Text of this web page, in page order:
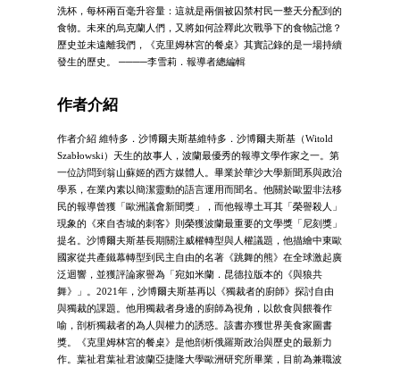
洗杯，每杯兩百毫升容量：這就是兩個被囚禁村民一整天分配到的
食物。未來的烏克蘭人們，又將如何詮釋此次戰爭下的食物記憶？
歷史並未遠離我們，《克里姆林宮的餐桌》其實記錄的是一場持續
發生的歷史。 ────李雪莉．報導者總編輯
作者介紹
作者介紹 維特多．沙博爾夫斯基維特多．沙博爾夫斯基（Witold
Szabłowski）天生的故事人，波蘭最優秀的報導文學作家之一。第
一位訪問到翁山蘇姬的西方媒體人。畢業於華沙大學新聞系與政治
學系，在業內素以簡潔靈動的語言運用而聞名。他關於歐盟非法移
民的報導曾獲「歐洲議會新聞獎」，而他報導土耳其「榮譽殺人」
現象的《來自杏城的刺客》則榮獲波蘭最重要的文學獎「尼刻獎」
提名。沙博爾夫斯基長期關注威權轉型與人權議題，他描繪中東歐
國家從共產鐵幕轉型到民主自由的名著《跳舞的熊》在全球激起廣
泛迴響，並獲評論家譽為「宛如米蘭．昆德拉版本的《與狼共
舞》」。2021年，沙博爾夫斯基再以《獨裁者的廚師》探討自由
與獨裁的課題。他用獨裁者身邊的廚師為視角，以飲食與餵養作
喻，剖析獨裁者的為人與權力的誘惑。該書亦獲世界美食家圖書
獎。《克里姆林宮的餐桌》是他剖析俄羅斯政治與歷史的最新力
作。葉祉君葉祉君波蘭亞捷隆大學歐洲研究所畢業，目前為兼職波